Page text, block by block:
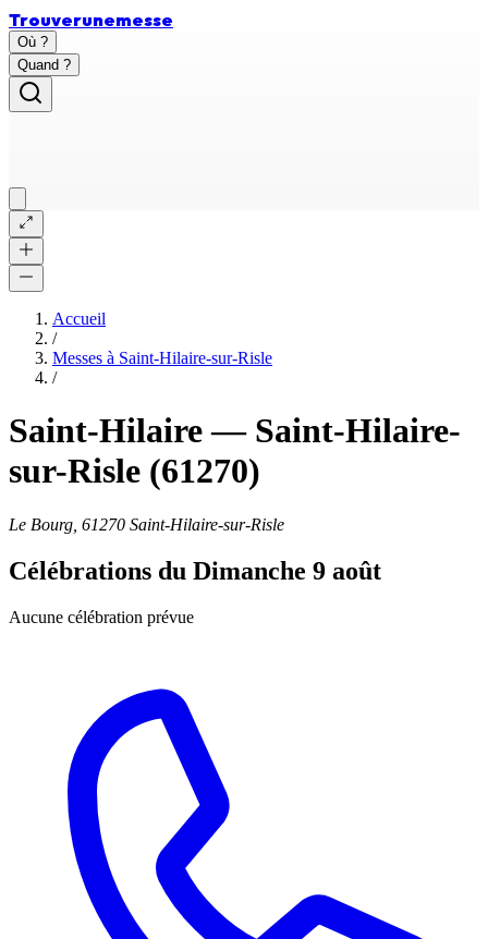
Trouverunemesse
Où ?
Quand ?
Accueil
/
Messes à Saint-Hilaire-sur-Risle
/
Saint-Hilaire— Saint-Hilaire-
sur-Risle (61270)
Le Bourg, 61270 Saint-Hilaire-sur-Risle
Célébrations du Dimanche 9 août
Aucune célébration prévue